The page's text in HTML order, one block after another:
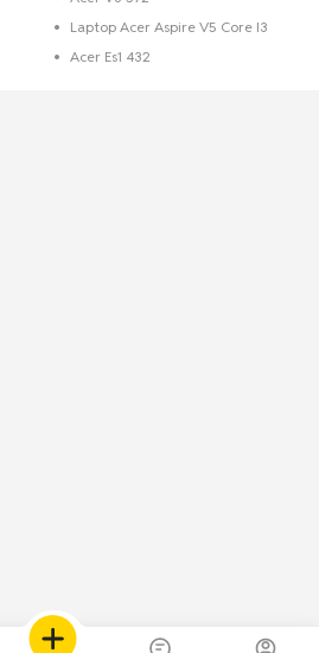
Laptop Acer Aspire V5 Core I3
Acer Es1 432